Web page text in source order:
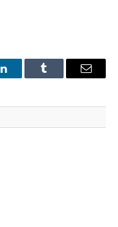
LinkedInTumblr
E-